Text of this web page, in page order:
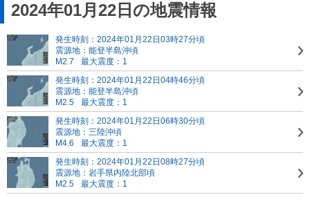
2024年01月22日の地震情報
発生時刻：2024年01月22日03時27分頃
震源地：能登半島沖頃
M2.7
最大震度：1
発生時刻：2024年01月22日04時46分頃
震源地：能登半島沖頃
M2.5
最大震度：1
発生時刻：2024年01月22日06時30分頃
震源地：三陸沖頃
M4.6
最大震度：1
発生時刻：2024年01月22日08時27分頃
震源地：岩手県内陸北部頃
M2.5
最大震度：1